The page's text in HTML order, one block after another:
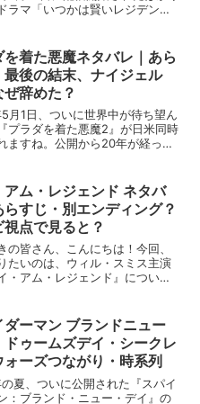
ラマ「いつかは賢いレジデント
は賢いレジデント生活」は産
を着た悪魔ネタバレ｜あら
最後の結末、ナイジェル
ぜ辞めた？
月1日、ついに世界中が待ち望ん
プラダを着た悪魔2』が日米同時
ますね。公開から20年が経った
失いそうになっている30代の僕
って...
アム・レジェンド ネタバ
らすじ・別エンディング？
視点で見ると？
の皆さん、こんにちは！今回、
たいのは、ウィル・スミス主演
・アム・レジェンド』について
話題になりましたが、いざ蓋を
れば「あれ？...
ダーマン ブランドニュー
ドゥームズデイ・シークレ
ォーズつながり・時系列
夏、ついに公開された『スパイ
：ブランド・ニュー・デイ』の